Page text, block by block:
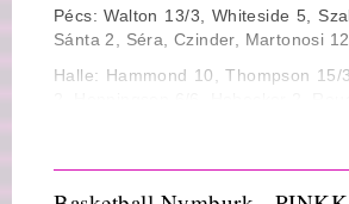
Pécs: Walton 13/3, Whiteside 5,
Sánta 2, Séra, Czinder, Martonosi
Halle: Hammond 10, Thompson
Mezőny dobószázalék: 26/61 43%